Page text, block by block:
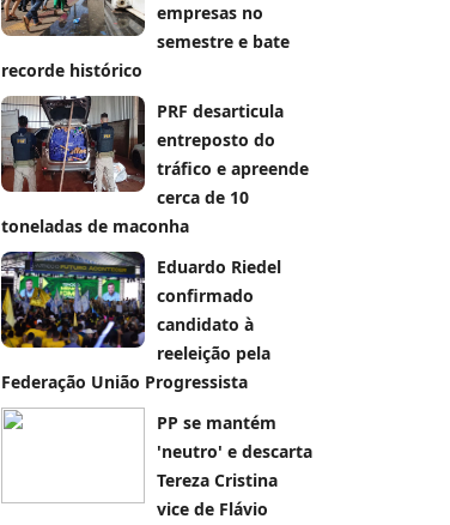
empresas no
semestre e bate
recorde histórico
PRF desarticula
entreposto do
tráfico e apreende
cerca de 10
toneladas de maconha
Eduardo Riedel
confirmado
candidato à
reeleição pela
Federação União Progressista
PP se mantém
'neutro' e descarta
Tereza Cristina
vice de Flávio